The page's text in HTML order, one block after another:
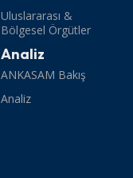
Uluslararası &
Bölgesel Örgütler
Analiz
ANKASAM Bakış
Analiz